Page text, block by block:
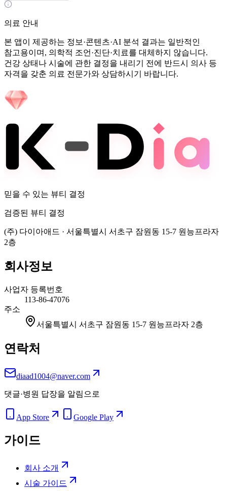
의료 안내
본 앱이 제공하는 정보·콘텐츠·AI 분석 결과는 일반적인
참고용이며, 의학적 조언·진단·치료를 대체하지 않습니다.
건강 상태나 시술에 관한 결정을 내리기 전에 반드시 의사 등
자격을 갖춘 의료 전문가와 상담하시기 바랍니다.
믿을 수 있는 뷰티 결정
검증된 뷰티 결정
(주) 다이아애드 · 서울특별시 서초구 잠원동 15-7 원능프라자
2층
회사정보
사업자 등록번호
113-86-47076
주소
서울특별시 서초구 잠원동 15-7 원능프라자 2층
연락처
diaad1004@naver.com
댓글·병원 답장을 알림으로
App Store Google Play
가이드
회사 소개
시술 가이드